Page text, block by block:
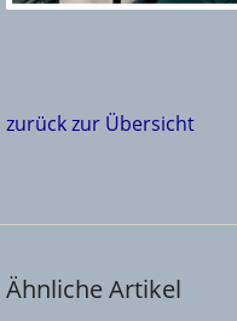
zurück zur Übersicht
Ähnliche Artikel